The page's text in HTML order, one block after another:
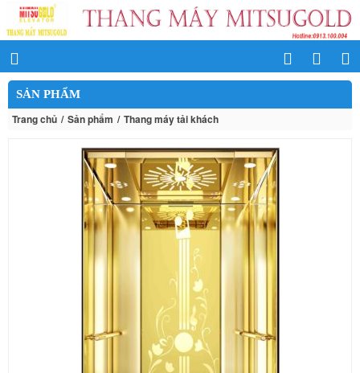
SẢN PHẨM
Trang chủ Sản phẩm Thang máy tải khách